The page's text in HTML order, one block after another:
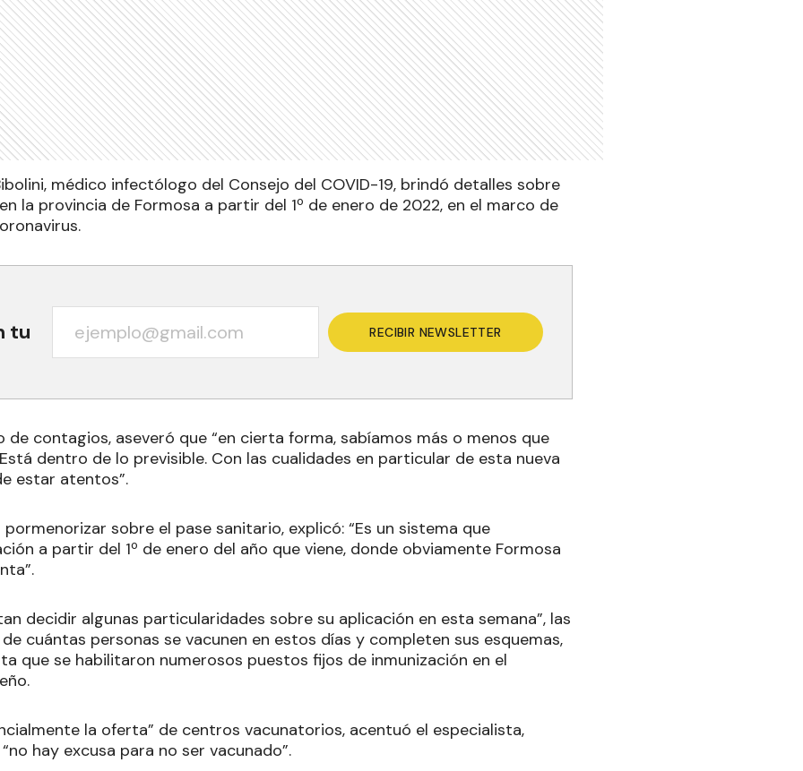
médico infectólogo del Consejo del COVID-19, brindó detalles sobre
la provincia de Formosa a partir del 1º de enero de 2022, en el marco de
tu RECIBIR NEWSLETTER
de contagios, aseveró que “en cierta forma, sabíamos más o menos que
dentro de lo previsible. Con las cualidades en particular de esta nueva
estar atentos”.
pormenorizar sobre el pase sanitario, explicó: “Es un sistema que
a partir del 1º de enero del año que viene, donde obviamente Formosa
decidir algunas particularidades sobre su aplicación en esta semana”, las
cuántas personas se vacunen en estos días y completen sus esquemas,
que se habilitaron numerosos puestos fijos de inmunización en el
la oferta” de centros vacunatorios, acentuó el especialista,
hay excusa para no ser vacunado”.